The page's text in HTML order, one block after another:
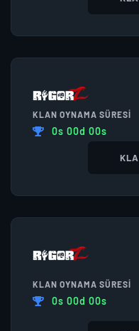
KLAN OYNAMA SÜRESI
0s 00d 00s
KLAN OYNAMA SÜRESI
0s 00d 00s